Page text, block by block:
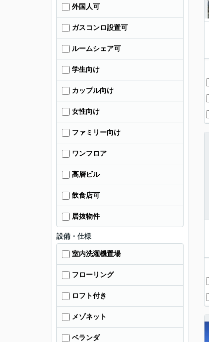
外国人可
ガスコンロ設置可
ルームシェア可
学生向け
カップル向け
女性向け
ファミリー向け
ワンフロア
高層ビル
飲食店可
居抜物件
設備・仕様
室内洗濯機置場
フローリング
ロフト付き
メゾネット
ベランダ